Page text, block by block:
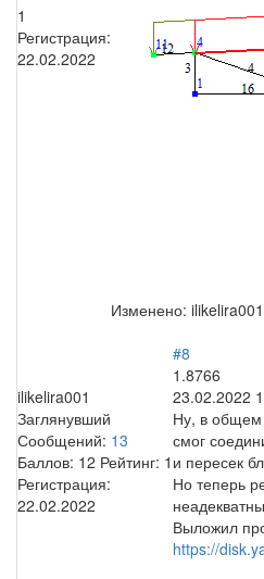
1
Регистрация:
22.02.2022
Изменено: ilikelira001
ilikelira001
Заглянувший
Сообщений: 13
Баллов: 12 Рейтинг: 1
Регистрация:
22.02.2022
#8
1.8766
23.02.2022
Ну, в общем
смог
и пересек
Но теперь
Выложил
https://